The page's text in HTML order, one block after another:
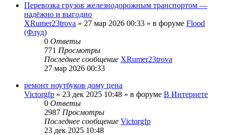
Перевозка грузов железнодорожным транспортом —
надёжно и выгодно
XRumer23trova » 27 мар 2026 00:33 » в форуме Flood
(Флуд)
0 Ответы
771 Просмотры
Последнее сообщение XRumer23trova
27 мар 2026 00:33
ремонт ноутбуков дому цена
Victorgfp » 23 дек 2025 10:48 » в форуме В Интернете
0 Ответы
2987 Просмотры
Последнее сообщение Victorgfp
23 дек 2025 10:48